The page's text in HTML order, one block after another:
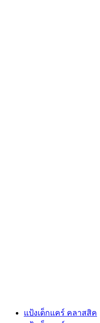
แป้งเด็กแคร์ คลาสสิค